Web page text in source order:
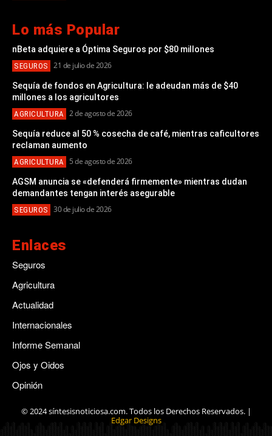
Lo más Popular
nBeta adquiere a Óptima Seguros por $80 millones
SEGUROS 21 de julio de 2026
Sequía de fondos en Agricultura: le adeudan más de $40
millones a los agricultores
AGRICULTURA 2 de agosto de 2026
Sequía reduce al 50 % cosecha de café, mientras caficultores
reclaman aumento
AGRICULTURA 5 de agosto de 2026
AGSM anuncia se «defenderá firmemente» mientras dudan
demandantes tengan interés asegurable
SEGUROS 30 de julio de 2026
Enlaces
Seguros
Agricultura
Actualidad
Internacionales
Informe Semanal
Ojos y Oidos
Opinión
© 2024 síntesisnoticiosa.com. Todos los Derechos Reservados. |
Edgar Designs